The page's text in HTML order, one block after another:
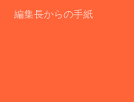
編集長からの手紙